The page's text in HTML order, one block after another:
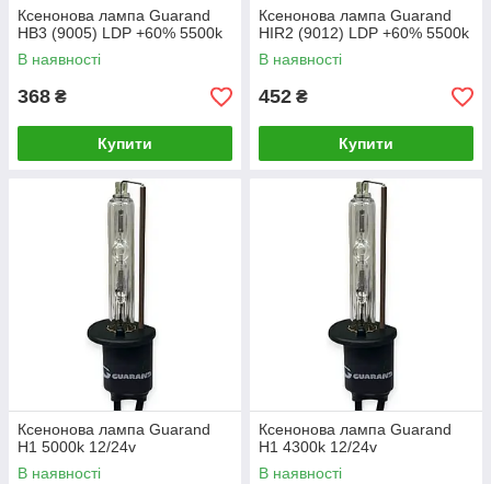
Ксенонова лампа Guarand
HB3 (9005) LDP +60% 5500k
В наявності
368 ₴
Купити
Ксенонова лампа Guarand
HIR2 (9012) LDP +60% 5500k
В наявності
452 ₴
Купити
Ксенонова лампа Guarand
H1 5000k 12/24v
В наявності
Ксенонова лампа Guarand
H1 4300k 12/24v
В наявності